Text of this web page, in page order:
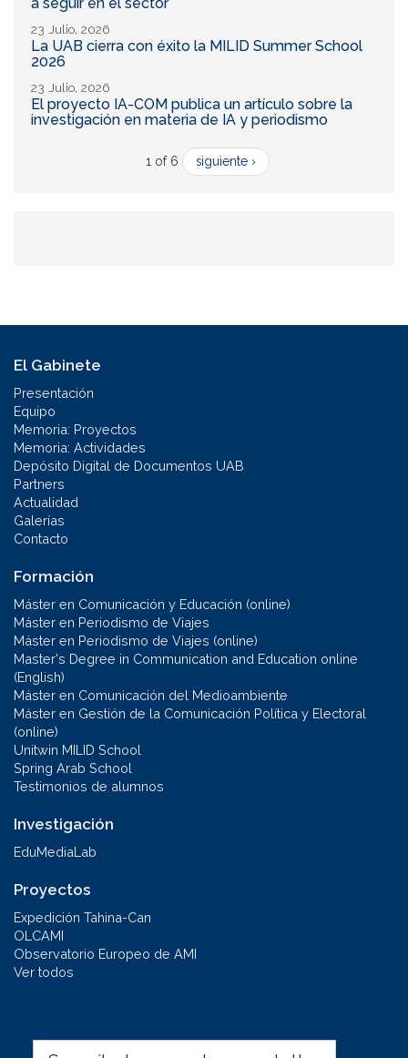
a seguir en el sector
23 Julio, 2026
La UAB cierra con éxito la MILID Summer School
2026
23 Julio, 2026
El proyecto IA-COM publica un artículo sobre la
investigación en materia de IA y periodismo
1 of 6 siguiente ›
El Gabinete
Presentación
Equipo
Memoria: Proyectos
Memoria: Actividades
Depósito Digital de Documentos UAB
Partners
Actualidad
Galerías
Contacto
Formación
Máster en Comunicación y Educación (online)
Máster en Periodismo de Viajes
Máster en Periodismo de Viajes (online)
Master's Degree in Communication and Education online
(English)
Máster en Comunicación del Medioambiente
Máster en Gestión de la Comunicación Política y Electoral
(online)
Unitwin MILID School
Spring Arab School
Testimonios de alumnos
Investigación
EduMediaLab
Proyectos
Expedición Tahina-Can
OLCAMI
Observatorio Europeo de AMI
Ver todos